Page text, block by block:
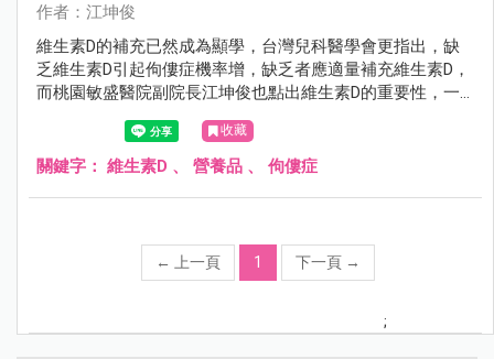
作者：江坤俊
維生素D的補充已然成為顯學，台灣兒科醫學會更指出，缺
乏維生素D引起佝僂症機率增，缺乏者應適量補充維生素D，
而桃園敏盛醫院副院長江坤俊也點出維生素D的重要性，一
收藏
關鍵字： 維生素D 、 營養品 、 佝僂症
← 上一頁 1 下一頁 →
;